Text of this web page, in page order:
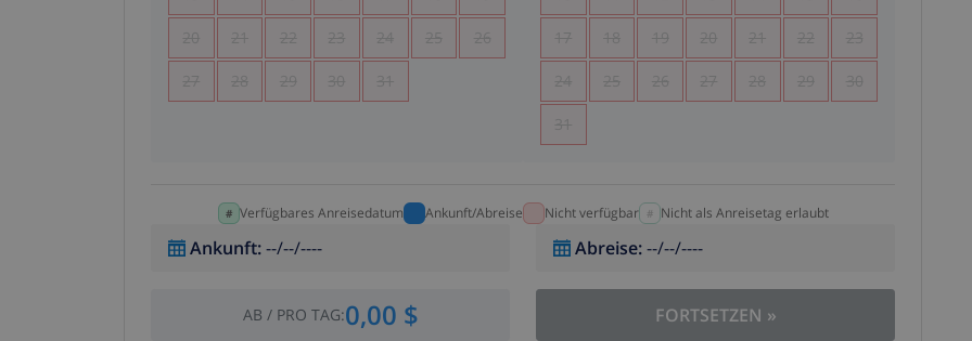
20 21 22 23 24 25 26
27 28 29 30 31
17 18 19 20 21 22 23
24 25 26 27 28 29 30
31
Verfügbares Anreisedatum Ankunft/Abreise Nicht verfügbar Nicht als Anreisetag erlaubt
Ankunft:--/--/---- Abreise:--/--/----
AB / PRO TAG:0,00 $ FORTSETZEN »